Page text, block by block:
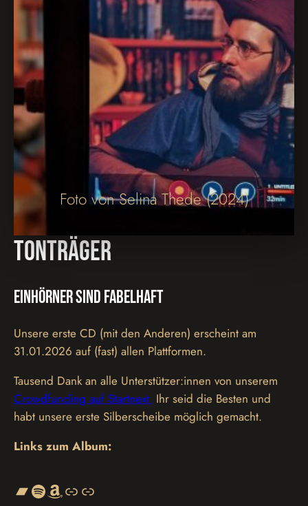
Foto von Selina Thede (2024)
Tonträger
Einhörner sind fabelhaft
Unsere erste CD (mit den Anderen) erscheint am
31.01.2026 auf (fast) allen Plattformen.
Tausend Dank an alle Unterstützer:innen von unserem
Crowdfunding auf Startnext. Ihr seid die Besten und
habt unsere erste Silberscheibe möglich gemacht.
Links zum Album:
Bandcamp Spotify Amazon Link Link